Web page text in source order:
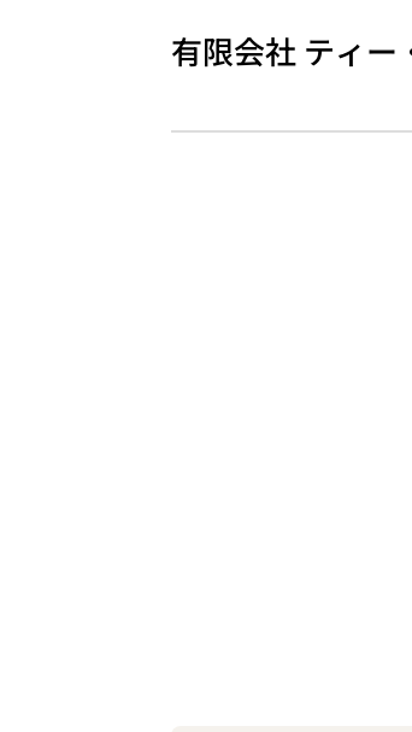
有限会社 ティー